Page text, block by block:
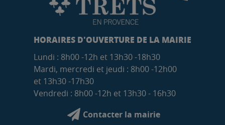
HORAIRES D'OUVERTURE DE LA MAIRIE
Lundi : 8h00 -12h et 13h30 -18h30
Mardi, mercredi et jeudi : 8h00 -12h00
et 13h30 -17h30
Vendredi : 8h00 -12h et 13h30 - 16h30
Contacter la mairie